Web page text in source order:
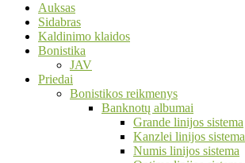
Auksas
Sidabras
Kaldinimo klaidos
Bonistika
JAV
Priedai
Bonistikos reikmenys
Banknotų albumai
Grande linijos sistema
Kanzlei linijos sistema
Numis linijos sistema